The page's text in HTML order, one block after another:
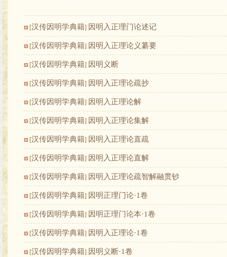
[汉传因明学典籍] 因明入正理门论述记
[汉传因明学典籍] 因明入正理论义纂要
[汉传因明学典籍] 因明义断
[汉传因明学典籍] 因明入正理论疏抄
[汉传因明学典籍] 因明入正理论解
[汉传因明学典籍] 因明入正理论集解
[汉传因明学典籍] 因明入正理论直疏
[汉传因明学典籍] 因明入正理论直解
[汉传因明学典籍] 因明入正理论疏智解融贯钞
[汉传因明学典籍] 因明正理门论·1卷
[汉传因明学典籍] 因明正理门论本·1卷
[汉传因明学典籍] 因明入正理论·1卷
[汉传因明学典籍] 因明义断·1卷